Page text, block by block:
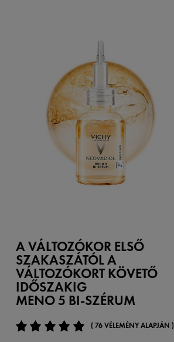
A VÁLTOZÓKOR ELSŐ
SZAKASZÁTÓL A
VÁLTOZÓKORT KÖVETŐ
IDŐSZAKIG
MENO 5 BI-SZÉRUM
( 76 VÉLEMÉNY ALAPJÁN )